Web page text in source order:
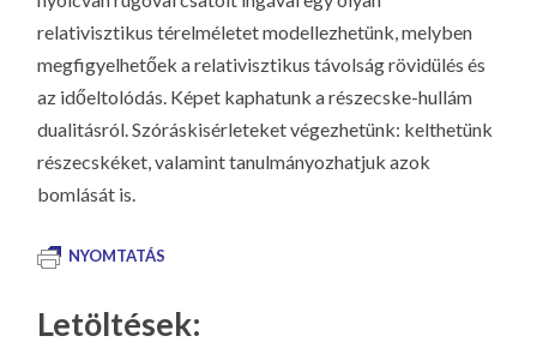
relativisztikus térelméletet modellezhetünk, melyben
megfigyelhetőek a relativisztikus távolság rövidülés és
az időeltolódás. Képet kaphatunk a részecske-hullám
dualitásról. Szóráskisérleteket végezhetünk: kelthetünk
részecskéket, valamint tanulmányozhatjuk azok
bomlását is.
NYOMTATÁS
Letöltések: